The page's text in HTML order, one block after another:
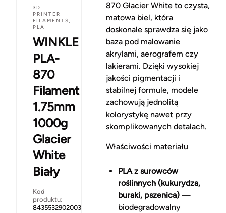
3D
PRINTER
FILAMENTS,
PLA
WINKLE
PLA-
870
Filament
1.75mm
1000g
Glacier
White
Biały
Kod
produktu:
8435532902003
870 Glacier White to czysta,
matowa biel, która
doskonale sprawdza się jako
baza pod malowanie
akrylami, aerografem czy
lakierami. Dzięki wysokiej
jakości pigmentacji i
stabilnej formule, modele
zachowują jednolitą
kolorystykę nawet przy
skomplikowanych detalach.
Właściwości materiału
PLA z surowców
roślinnych (kukurydza,
buraki, pszenica)—
biodegradowalny